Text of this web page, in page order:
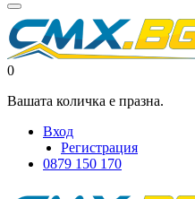
0
Вашата количка е празна.
Вход
Регистрация
0879 150 170